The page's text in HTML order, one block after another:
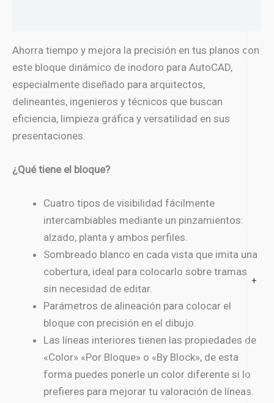
+
Ahorra tiempo y mejora la precisión en tus planos con
este bloque dinámico de inodoro para AutoCAD,
especialmente diseñado para arquitectos,
delineantes, ingenieros y técnicos que buscan
eficiencia, limpieza gráfica y versatilidad en sus
presentaciones.
¿Qué tiene el bloque?
Cuatro tipos de visibilidad fácilmente
intercambiables mediante un pinzamientos:
alzado, planta y ambos perfiles.
Sombreado blanco en cada vista que imita una
cobertura, ideal para colocarlo sobre tramas
sin necesidad de editar.
Parámetros de alineación para colocar el
bloque con precisión en el dibujo.
Las líneas interiores tienen las propiedades de
«Color» «Por Bloque» o «By Block», de esta
forma puedes ponerle un color diferente si lo
prefieres para mejorar tu valoración de líneas.